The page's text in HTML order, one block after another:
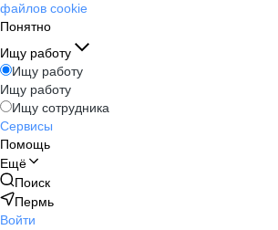
файлов cookie
Понятно
Ищу работу
Ищу работу
Ищу работу
Ищу сотрудника
Сервисы
Помощь
Ещё
Поиск
Пермь
Войти